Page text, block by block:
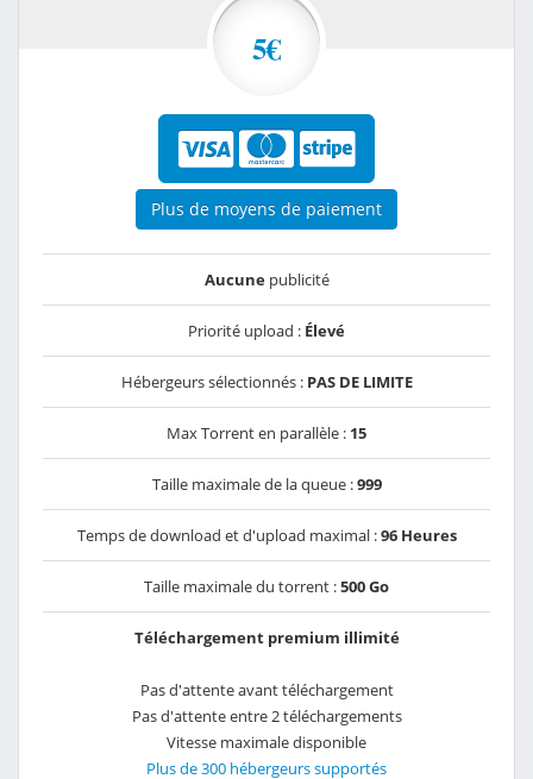
5€
Plus de moyens de paiement
Aucunepublicité
Priorité upload : Élevé
Hébergeurs sélectionnés : PAS DE LIMITE
Max Torrent en parallèle : 15
Taille maximale de la queue :999
Temps de download et d'upload maximal :96 Heures
Taille maximale du torrent :500 Go
Téléchargement premium illimité
Pas d'attente avant téléchargement
Pas d'attente entre 2 téléchargements
Vitesse maximale disponible
Plus de 300 hébergeurs supportés